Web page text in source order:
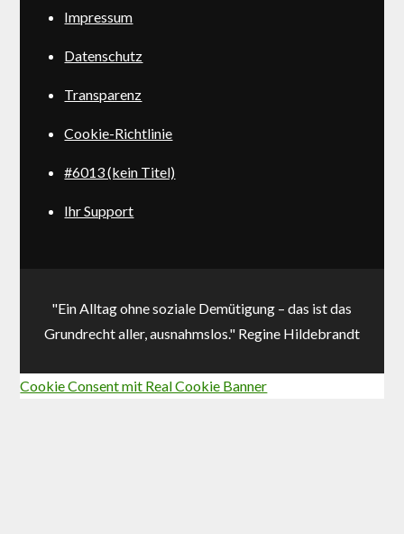
Impressum
Datenschutz
Transparenz
Cookie-Richtlinie
#6013 (kein Titel)
Ihr Support
"Ein Alltag ohne soziale Demütigung – das ist das
Grundrecht aller, ausnahmslos." Regine Hildebrandt
Cookie Consent mit Real Cookie Banner